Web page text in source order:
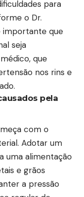
para
o Dr.
importante que
seja
que
nos rins e
pela
com o
Adotar um
uma alimentação
e grãos
a pressão